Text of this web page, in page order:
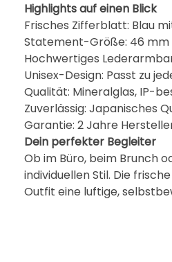
Highlights auf einen Blick
Frisches Zifferblatt: Blau
Statement-Größe: 46 mm
Hochwertiges
Unisex-Design: Passt zu
Qualität: Mineralglas, IP-
Zuverlässig: Japanisches
Garantie: 2 Jahre
Dein perfekter Begleiter
Ob im Büro, beim Brunch
individuellen Stil. Die
Outfit eine luftige,